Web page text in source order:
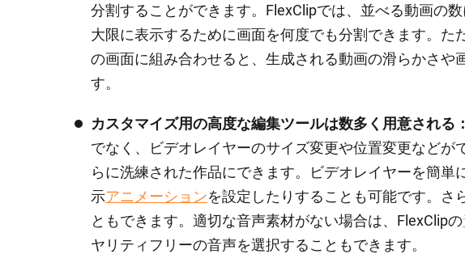
分割することができます。FlexClipでは、並べる動画の
大限に表示するために画面を何度でも分割できます。た
の画面に組み合わせると、生成される動画の滑らかさや
す。
カスタマイズ用の高度な編集ツールは数多く用意される：
でなく、ビデオレイヤーのサイズ変更や位置変更などが
らに洗練された作品にできます。ビデオレイヤーを簡単
示アニメーションを設定したりすることも可能です。さ
ともできます。適切な音声素材がない場合は、FlexClipの
ヤリティフリーの音声を選択することもできます。